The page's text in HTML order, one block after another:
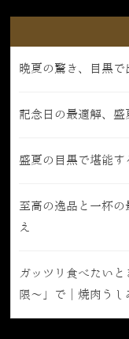
晩夏の驚き、目黒
記念日の最適解、
盛夏の目黒で堪能
至高の逸品と一杯
え
ガッツリ食べたい
限〜」で｜焼肉う